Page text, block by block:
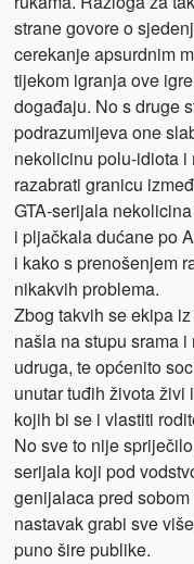
strane govore o
cerekanje apsurdnim
tijekom igranja ove
događaju. No s druge
podrazumijeva one
nekolicinu polu-idiota
razabrati granicu
GTA-serijala
i pljačkala dućane po
i kako s prenošenjem
nikakvih problema.
Zbog takvih se ekipa
našla na stupu srama
udruga, te općenito
unutar tuđih života živi
kojih bi se i vlastiti
No sve to nije
serijala koji pod
genijalaca pred
nastavak grabi sve
puno šire publike.